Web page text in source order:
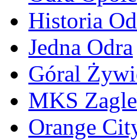
Historia
Jedna Odra
Góral
MKS
Orange